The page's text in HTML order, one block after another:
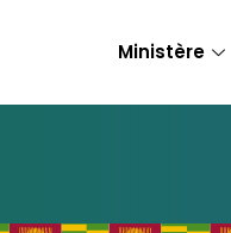
Ministère